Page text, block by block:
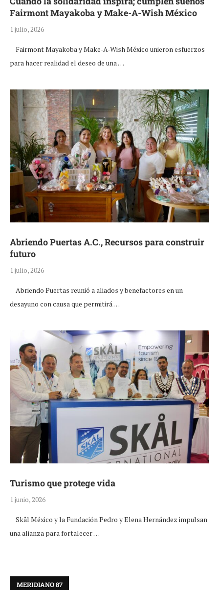
Fairmont Mayakoba y Make-A-Wish México
1 julio, 2026
Fairmont Mayakoba y Make-A-Wish México unieron esfuerzos
para hacer realidad el deseo de una …
Abriendo Puertas A.C., Recursos para construir
futuro
1 julio, 2026
Abriendo Puertas reunió a aliados y benefactores en un
desayuno con causa que permitirá …
Turismo que protege vida
1 junio, 2026
Skål México y la Fundación Pedro y Elena Hernández impulsan
una alianza para fortalecer …
MERIDIANO 87